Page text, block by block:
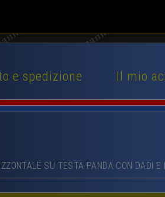
e spedizione Il mio
SU TESTA PANDA CON DADI E